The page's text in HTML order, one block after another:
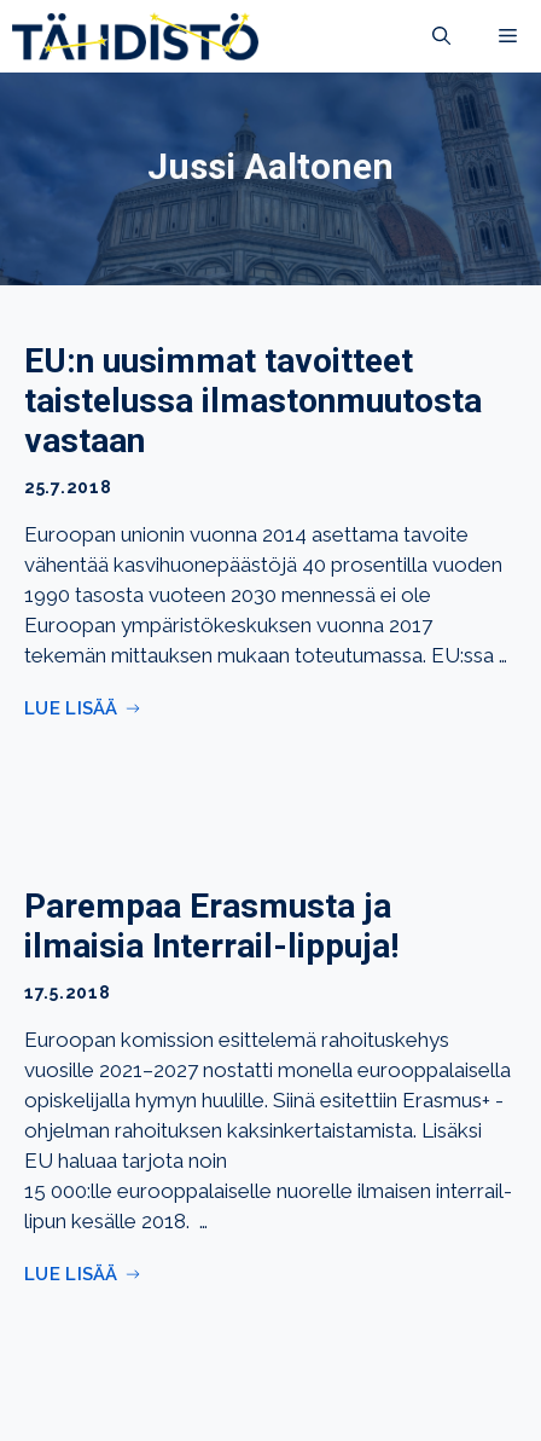
sisältöön
Jussi Aaltonen
EU:n uusimmat tavoitteet
taistelussa ilmastonmuutosta
vastaan
25.7.2018
Euroopan unionin vuonna 2014 asettama tavoite
vähentää kasvihuonepäästöjä 40 prosentilla vuoden
1990 tasosta vuoteen 2030 mennessä ei ole
Euroopan ympäristökeskuksen vuonna 2017
tekemän mittauksen mukaan toteutumassa. EU:ssa …
LUE LISÄÄ
Parempaa Erasmusta ja
ilmaisia Interrail-lippuja!
17.5.2018
Euroopan komission esittelemä rahoituskehys
vuosille 2021–2027 nostatti monella eurooppalaisella
opiskelijalla hymyn huulille. Siinä esitettiin Erasmus+ -
ohjelman rahoituksen kaksinkertaistamista. Lisäksi
EU haluaa tarjota noin
15 000:lle eurooppalaiselle nuorelle ilmaisen interrail-
lipun kesälle 2018. …
LUE LISÄÄ